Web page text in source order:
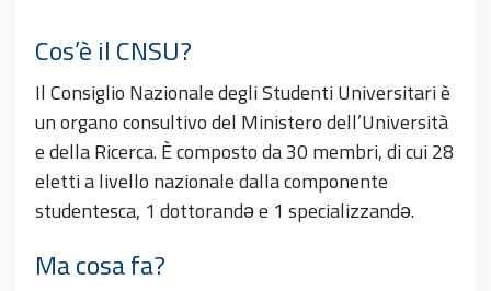
Cos’è il CNSU?
Il Consiglio Nazionale degli Studenti Universitari è
un organo consultivo del Ministero dell’Università
e della Ricerca. È composto da 30 membri, di cui 28
eletti a livello nazionale dalla componente
studentesca, 1 dottorandə e 1 specializzandə.
Ma cosa fa?